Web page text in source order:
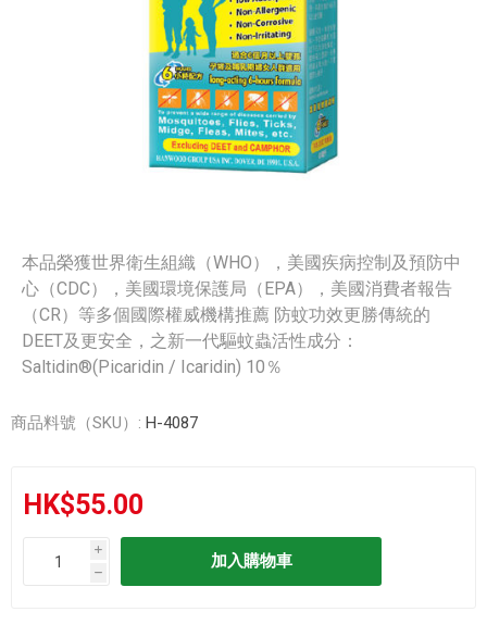
本品榮獲世界衛生組織（WHO），美國疾病控制及預防中
心（CDC），美國環境保護局（EPA），美國消費者報告
（CR）等多個國際權威機構推薦 防蚊功效更勝傳統的
DEET及更安全，之新一代驅蚊蟲活性成分：
Saltidin®(Picaridin / Icaridin) 10％
商品料號（SKU）: H-4087
HK$55.00
i
h